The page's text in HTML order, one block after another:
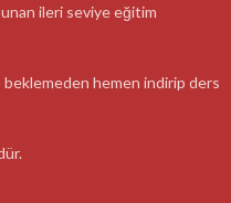
ileri seviye eğitim
beklemeden hemen indirip ders